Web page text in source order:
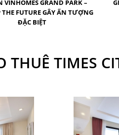
VINHOMES GRAND PARK –
THE FUTURE GÂY ẤN TƯỢNG
ĐẶC BIỆT
TIMES